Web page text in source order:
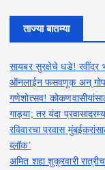
ताज्या बातम्या
सायबर सुरक्षेचे धडे! रवींद्र
ऑनलाईन फसवणूक अन्
गणेशोत्सव!
गाड्या; तर यंदा
रविवारचा प्रवास
ब्लॉक’
अमित शहा शुक्रवारी